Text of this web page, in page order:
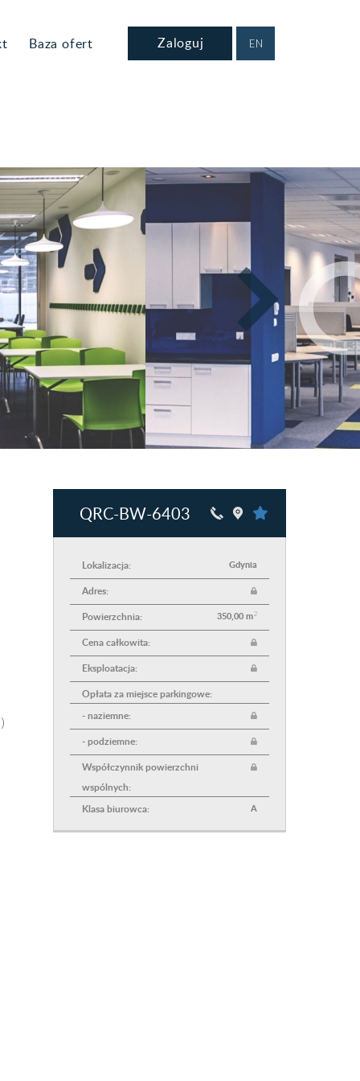
Zaloguj EN
Baza ofert
QRC-BW-6403
Lokalizacja: Gdynia
Adres:
Powierzchnia:
350,00 m2
Cena całkowita:
Eksploatacja:
Opłata za miejsce parkingowe:
- naziemne:
- podziemne:
Współczynnik powierzchni
wspólnych:
Klasa biurowca:
A